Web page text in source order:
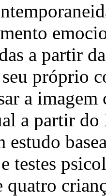
a partir
próprio
a
a partir do
estudo
testes